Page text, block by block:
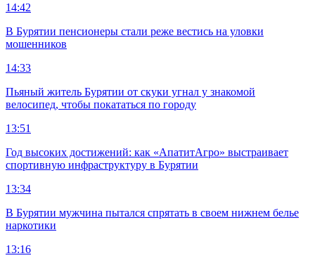
14:42
В Бурятии пенсионеры стали реже вестись на уловки
мошенников
14:33
Пьяный житель Бурятии от скуки угнал у знакомой
велосипед, чтобы покататься по городу
13:51
Год высоких достижений: как «АпатитАгро» выстраивает
спортивную инфраструктуру в Бурятии
13:34
В Бурятии мужчина пытался спрятать в своем нижнем белье
наркотики
13:16